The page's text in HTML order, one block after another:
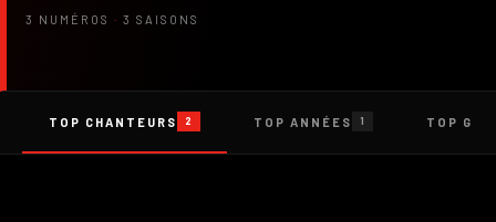
3 NUMÉROS · 3 SAISONS
TOP CHANTEURS 2 TOP ANNÉES 1 TOP